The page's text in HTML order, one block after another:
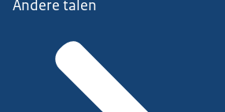
Andere talen